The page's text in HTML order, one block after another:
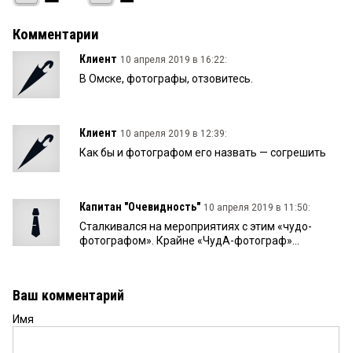
Комментарии
Клиент 10 апреля 2019 в 16:22:
В Омске, фотографы, отзовитесь.
Клиент 10 апреля 2019 в 12:39:
Как бы и фотографом его назвать — согрешить
Капитан "Очевидность" 10 апреля 2019 в 11:50:
Сталкивался на мероприятиях с этим «чудо-
фотографом». Крайне «ЧудА-фотограф»...
Ваш комментарий
Имя